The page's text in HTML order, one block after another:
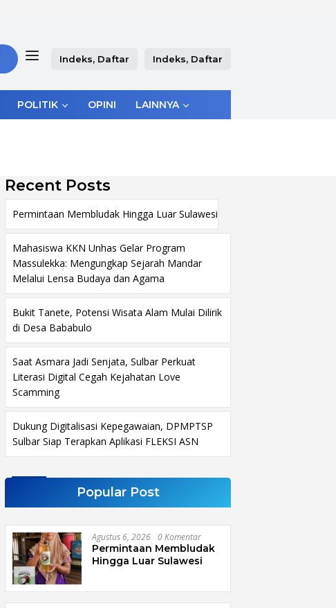
Indeks, Daftar Indeks, Daftar
POLITIK OPINI LAINNYA
Recent Posts
Permintaan Membludak Hingga Luar Sulawesi
Mahasiswa KKN Unhas Gelar Program
Massulekka: Mengungkap Sejarah Mandar
Melalui Lensa Budaya dan Agama
Bukit Tanete, Potensi Wisata Alam Mulai Dilirik
di Desa Bababulo
Saat Asmara Jadi Senjata, Sulbar Perkuat
Literasi Digital Cegah Kejahatan Love
Scamming
Dukung Digitalisasi Kepegawaian, DPMPTSP
Sulbar Siap Terapkan Aplikasi FLEKSI ASN
Popular Post
Agustus 6, 2026 0 Komentar
Permintaan Membludak
Hingga Luar Sulawesi